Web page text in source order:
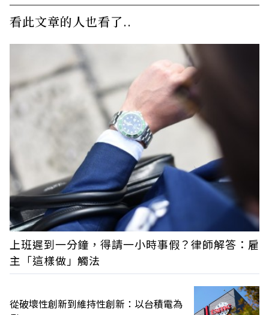
看此文章的人也看了..
上班遲到一分鐘，得請一小時事假？律師解答：雇
主「這樣做」觸法
從破壞性創新到維持性創新：以台積電為